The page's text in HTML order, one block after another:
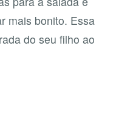
mais bonito. Essa
do seu filho ao